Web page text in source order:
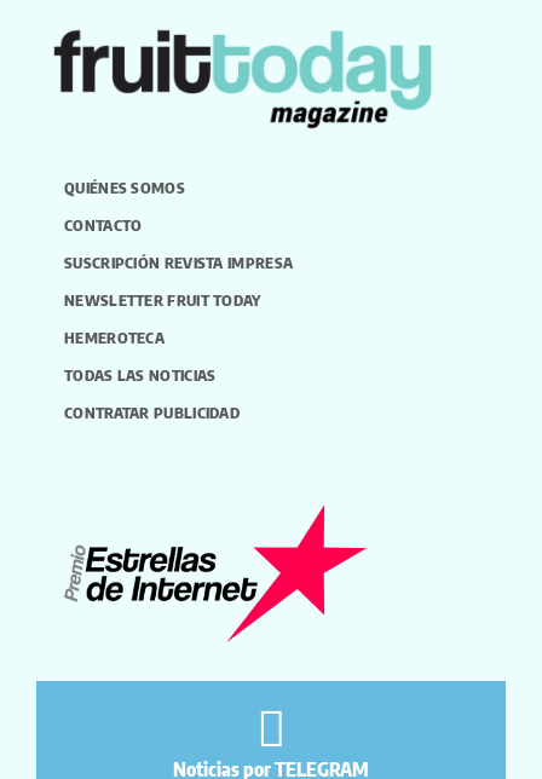
QUIÉNES SOMOS
CONTACTO
SUSCRIPCIÓN REVISTA IMPRESA
NEWSLETTER FRUIT TODAY
HEMEROTECA
TODAS LAS NOTICIAS
CONTRATAR PUBLICIDAD
Noticias por TELEGRAM